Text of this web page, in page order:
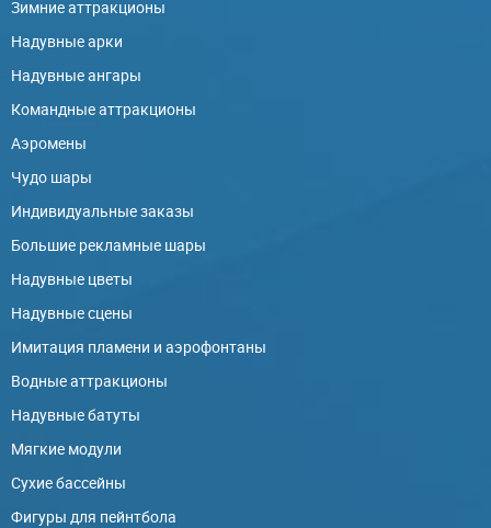
Зимние аттракционы
Надувные арки
Надувные ангары
Командные аттракционы
Аэромены
Чудо шары
Индивидуальные заказы
Большие рекламные шары
Надувные цветы
Надувные сцены
Имитация пламени и аэрофонтаны
Водные аттракционы
Надувные батуты
Мягкие модули
Сухие бассейны
Фигуры для пейнтбола